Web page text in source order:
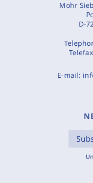
Mohr
D-
E-mail: